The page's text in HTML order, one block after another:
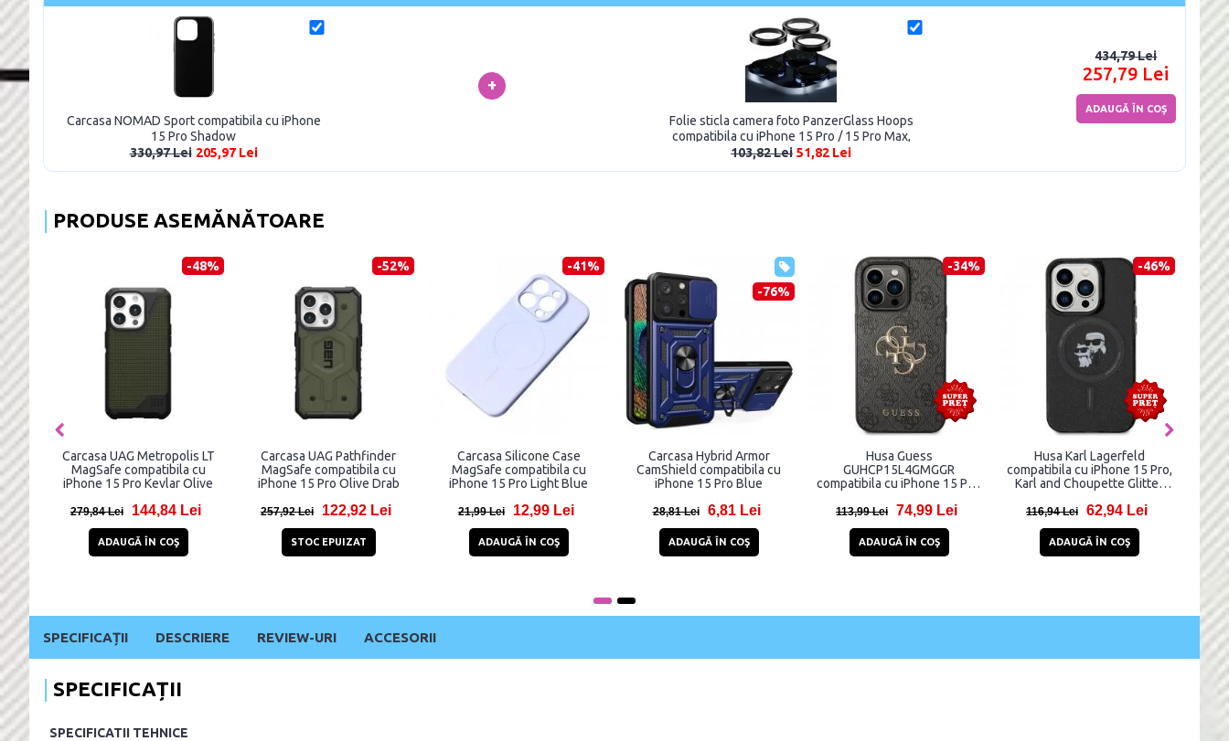
Carcasa NOMAD Sport compatibila cu iPhone
15 Pro Shadow
330,97 Lei 205,97 Lei
+
Folie sticla camera foto PanzerGlass Hoops
compatibila cu iPhone 15 Pro / 15 Pro Max,
Negru
103,82 Lei 51,82 Lei
434,79 Lei
257,79 Lei
ADAUGĂ ÎN COŞ
PRODUSE ASEMĂNĂTOARE
-48%
Carcasa UAG Metropolis LT
MagSafe compatibila cu
iPhone 15 Pro Kevlar Olive
279,84 Lei 144,84 Lei
ADAUGĂ ÎN COŞ
-52%
Carcasa UAG Pathfinder
MagSafe compatibila cu
iPhone 15 Pro Olive Drab
257,92 Lei 122,92 Lei
STOC EPUIZAT
-41%
Carcasa Silicone Case
MagSafe compatibila cu
iPhone 15 Pro Light Blue
21,99 Lei 12,99 Lei
ADAUGĂ ÎN COŞ
-76%
Carcasa Hybrid Armor
CamShield compatibila cu
iPhone 15 Pro Blue
28,81 Lei 6,81 Lei
ADAUGĂ ÎN COŞ
-34%
Husa Guess
GUHCP15L4GMGGR
compatibila cu iPhone 15 Pro,
113,99 Lei 74,99 Lei
ADAUGĂ ÎN COŞ
-46%
Husa Karl Lagerfeld
compatibila cu iPhone 15 Pro,
Karl and Choupette Glitter
116,94 Lei 62,94 Lei
ADAUGĂ ÎN COŞ
SPECIFICAȚII DESCRIERE REVIEW-URI ACCESORII
SPECIFICAȚII
SPECIFICATII TEHNICE